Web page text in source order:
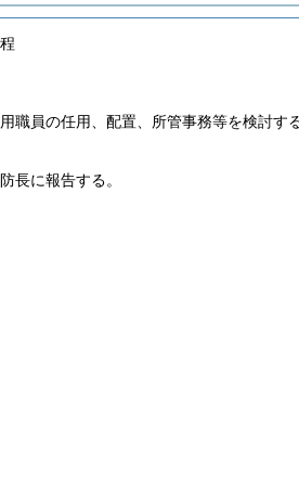
職員の任用、配置、所管事務等を検討
長に報告する。